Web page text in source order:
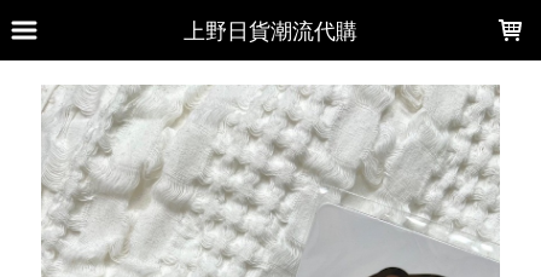
上野日貨潮流代購